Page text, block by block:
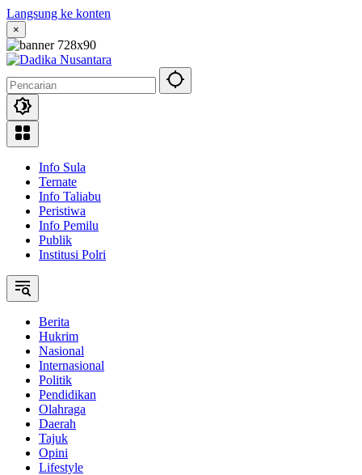
Langsung ke konten
×
Info Sula
Ternate
Info Taliabu
Peristiwa
Info Pemilu
Publik
Institusi Polri
Berita
Hukrim
Nasional
Internasional
Politik
Pendidikan
Olahraga
Daerah
Tajuk
Opini
Lifestyle